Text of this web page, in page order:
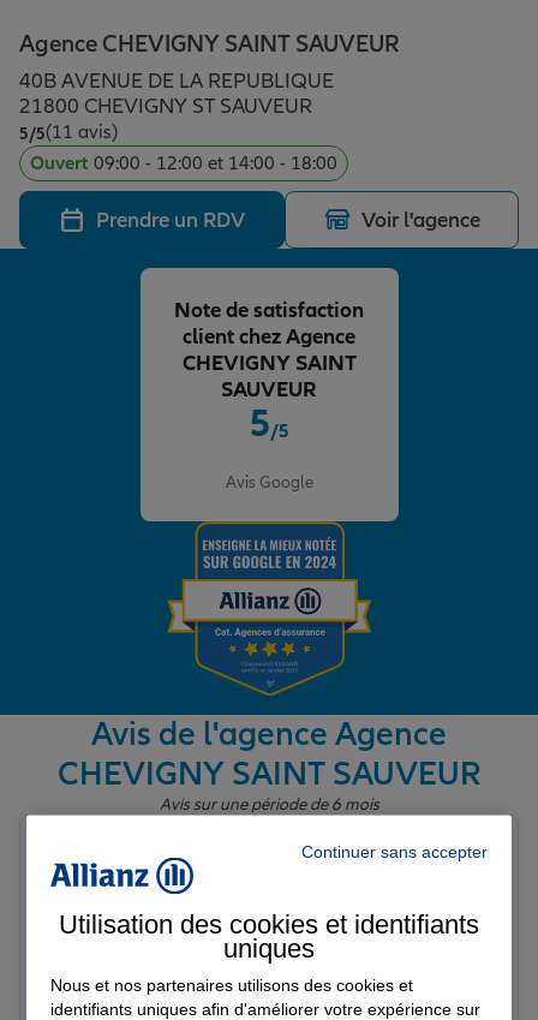
Assurance animal de compagnie
Protection juridique
Plan épargne retraite
Assurance vie
Placements financiers
Investissements immobiliers
Vos projets
Partir en vacances
Déménager
Changer de voiture
Préparer l’avenir
Conseil assurance
Assurance auto
Garantie des accidents de la vie
Protection juridique
Retraite
Tous nos devis d'assurance
Agence CHEVIGNY SAINT SAUVEUR
40B AVENUE DE LA REPUBLIQUE
21800 CHEVIGNY ST SAUVEUR
5/5Note de 5 sur 5
(11 avis)
Ouvert 09:00 - 12:00 et 14:00 - 18:00
Prendre un RDV Voir l'agence
5/5
Avis Google
Note de satisfaction
client chez Agence
CHEVIGNY SAINT
SAUVEUR
Avis de l'agence Agence
CHEVIGNY SAINT SAUVEUR
Avis sur une période de 6 mois
Note de 5 sur 5
Le 26/02/2026 - Agence CHEVIGNY SAINT SAUVEUR
Merci à roch dauger pour son expertise . Il a su m
expliquer simplement une demande spécifique . Je
recommande l agence allianz et plus particulièrement
roch .
Prendre un RDV Voir l'agence
Continuer sans accepter
Utilisation des cookies et identifiants
uniques
Nous et nos partenaires utilisons des cookies et
identifiants uniques afin d'améliorer votre expérience sur